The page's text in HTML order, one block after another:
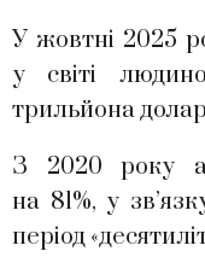
У жовтні 2025
у світі
трильйона
З 2020 року
на 81%, у
період